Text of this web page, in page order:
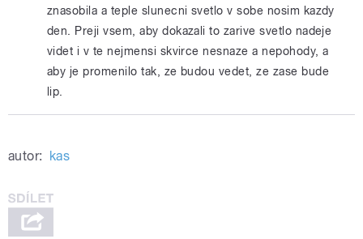
znasobila a teple slunecni svetlo v sobe nosim kazdy
den. Preji vsem, aby dokazali to zarive svetlo nadeje
videt i v te nejmensi skvirce nesnaze a nepohody, a
aby je promenilo tak, ze budou vedet, ze zase bude
lip.
autor: kas